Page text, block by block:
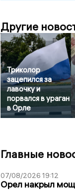
Другие
Триколор
зацепился за
лавочку и
порвался в ураган
в Орле
Главные
07/08/2026 19:12
Орел накрыл